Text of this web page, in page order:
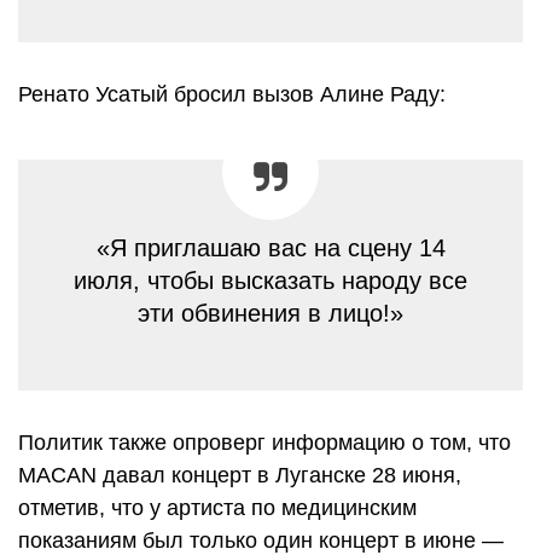
Ренато Усатый бросил вызов Алине Раду:
«Я приглашаю вас на сцену 14
июля, чтобы высказать народу все
эти обвинения в лицо!»
Политик также опроверг информацию о том, что
MACAN давал концерт в Луганске 28 июня,
отметив, что у артиста по медицинским
показаниям был только один концерт в июне —